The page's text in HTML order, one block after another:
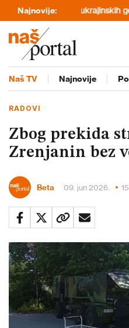
Najnovije:Pet ukrajinskih
Naš TV Najnovije
RADOVI
Zbog prekida
Zrenjanin bez
Beta 09. jun 2026.